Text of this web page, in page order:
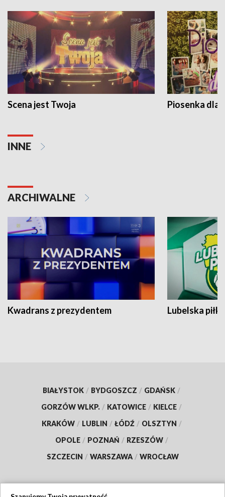
Scena jest Twoja Piosenka dla
INNE
ARCHIWALNE
Kwadrans z prezydentem Lubelska piłka
BIAŁYSTOK / BYDGOSZCZ / GDAŃSK /
GORZÓW WLKP. / KATOWICE / KIELCE /
KRAKÓW / LUBLIN / ŁÓDŹ / OLSZTYN /
OPOLE / POZNAŃ / RZESZÓW /
SZCZECIN / WARSZAWA / WROCŁAW